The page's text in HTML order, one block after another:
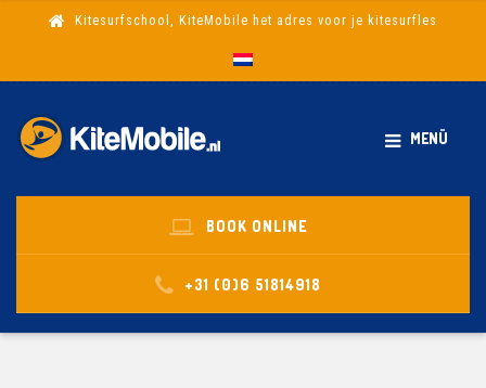
Kitesurfschool, KiteMobile het adres voor je kitesurfles
MENÜ
BOOK ONLINE
+31 (0)6 51814918